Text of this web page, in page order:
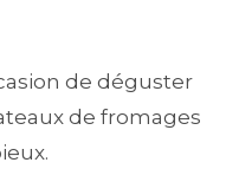
de déguster
de fromages